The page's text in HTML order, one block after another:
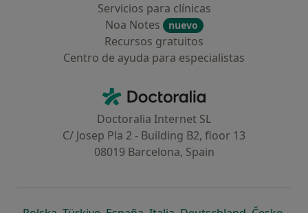
Servicios para clínicas
Noa Notes
nuevo
Recursos gratuitos
Centro de ayuda para especialistas
Doctoralia - Página de inicio
Doctoralia Internet SL
C/ Josep Pla 2 - Building B2, floor 13
08019 Barcelona, Spain